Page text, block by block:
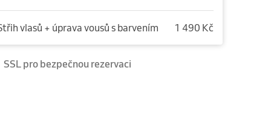
vlasů + úprava vousů s barvením 1 490 Kč
SSL pro bezpečnou rezervaci